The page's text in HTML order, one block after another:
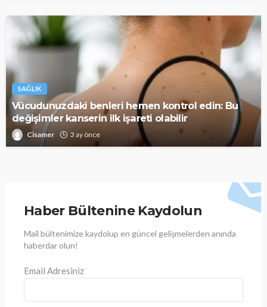
SAĞLIK
Vücudunuzdaki benleri hemen kontrol edin: Bu
değişimler kanserin ilk işareti olabilir
Cisamer 3 ay önce
Haber Bültenine Kaydolun
Mail bültenimize kaydolup en güncel gelişmelerden anında
haberdar olun!
Email Adresiniz